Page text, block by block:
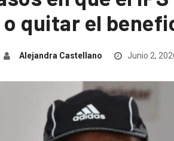
quitar el
Alejandra Castellano Junio 2,